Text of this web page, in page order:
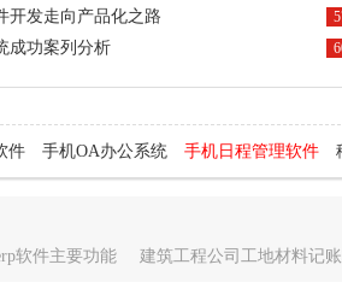
开发走向产品化之路
成功案列分析
件 手机OA办公系统 手机日程管理软件
软件主要功能 建筑工程公司工地材料记